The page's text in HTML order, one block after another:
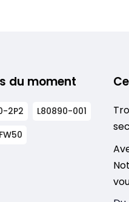
du moment
2P2
L80890-001